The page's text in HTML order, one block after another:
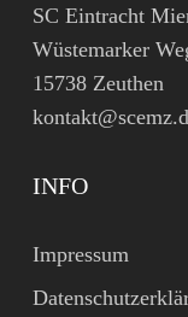
SC Eintracht
Wüstemarker
15738 Zeuthen
INFO
Impressum